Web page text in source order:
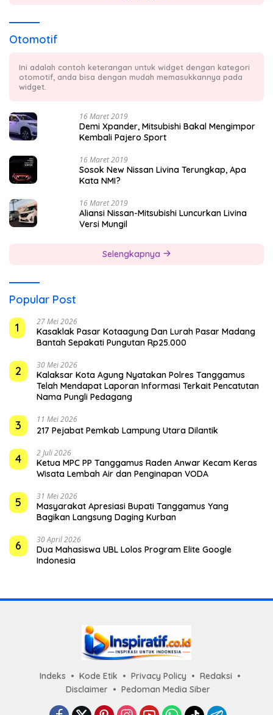
Otomotif
Ini adalah contoh keterangan untuk widget dengan kategori
otomotif, anda bisa dengan mudah memasukkannya pada
widget.
16 Maret 2019
Demi Xpander, Mitsubishi Bakal Mengimpor
Kembali Pajero Sport
16 Maret 2019
Sosok New Nissan Livina Terungkap, Apa
Kata NMI?
16 Maret 2019
Aliansi Nissan-Mitsubishi Luncurkan Livina
Versi Mungil
Selengkapnya
Popular Post
1
27 Mei 2026
Kasaklak Pasar Kotaagung Dan Lurah Pasar Madang
Bantah Sepakati Pungutan Rp25.000
2 30 Mei 2026
Kalaksar Kota Agung Nyatakan Polres Tanggamus
Telah Mendapat Laporan Informasi Terkait Pencatutan
Nama Pungli Pedagang
3 11 Mei 2026
217 Pejabat Pemkab Lampung Utara Dilantik
4 2 Juli 2026
Ketua MPC PP Tanggamus Raden Anwar Kecam Keras
Wisata Lembah Air dan Penginapan VODA
5 31 Mei 2026
Masyarakat Apresiasi Bupati Tanggamus Yang
Bagikan Langsung Daging Kurban
6 30 April 2026
Dua Mahasiswa UBL Lolos Program Elite Google
Indonesia
Indeks Kode Etik Privacy Policy
Redaksi
Disclaimer
Pedoman Media Siber